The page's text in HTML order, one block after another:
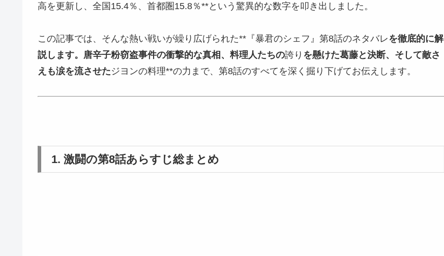
高を更新し、全国15.4％、首都圏15.8％**という驚異的な数字を叩き出しました。
この記事では、そんな熱い戦いが繰り広げられた**『暴君のシェフ』第8話のネタバレ を徹底的に解
説します。唐辛子粉窃盗事件の衝撃的な真相、料理人たちの誇り を懸けた葛藤と決断、そして敵さ
えも涙を流させたジヨンの料理**の力まで、第8話のすべてを深く掘り下げてお伝えします。
1. 激闘の第8話あらすじ総まとめ